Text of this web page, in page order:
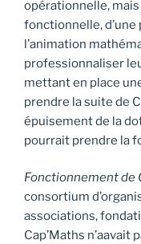
opérationnelle,
fonctionnelle, d’une
l’animation
professionnaliser
mettant en place
prendre la suite de
épuisement de la
pourrait prendre la
Fonctionnement de
consortium
associations,
Cap’Maths n’aavait